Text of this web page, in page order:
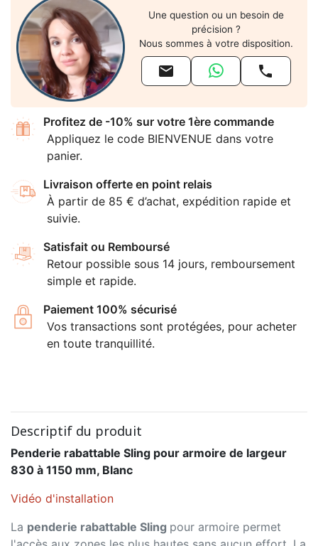
Une question ou un besoin de
précision ?
Nous sommes à votre disposition.
 
Profitez de -10% sur votre 1ère commande
Appliquez le code BIENVENUE dans votre
panier.
Livraison offerte en point relais
À partir de 85 € d’achat, expédition rapide et
suivie.
Satisfait ou Remboursé
Retour possible sous 14 jours, remboursement
simple et rapide.
Paiement 100% sécurisé
Vos transactions sont protégées, pour acheter
en toute tranquillité.
Descriptif du produit
Penderie rabattable Sling pour armoire de largeur
830 à 1150 mm, Blanc
Vidéo d'installation
La penderie rabattable Sling pour armoire permet